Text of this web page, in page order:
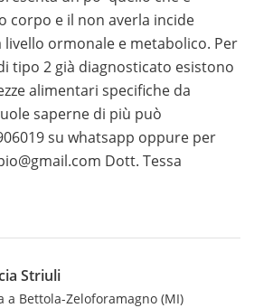
corpo e il non averla incide
ormonale e metabolico. Per
tipo 2 già diagnosticato esistono
alimentari specifiche da
saperne di più può
su whatsapp oppure per
Dott. Tessa
Striuli
a Bettola-Zeloforamagno (MI)